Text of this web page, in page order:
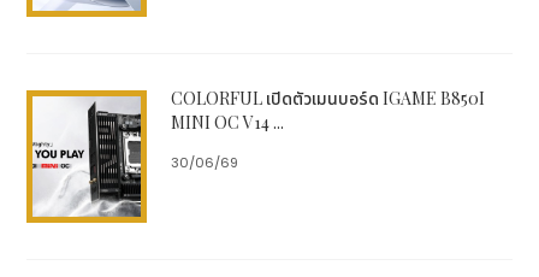
5.รองรับการทำการตลาดระยะยาว
สามารถสร้างความนิยมแบบค่อยเป็นค่อยไป เหมือนยอดโต
จากผู้ติดตามจริง
เทคนิคการใช้เว็บปั้มไลค์ให้ได้ผลสูงสุด
COLORFUL เปิดตัวเมนบอร์ด IGAME B850I
MINI OC V14 ...
30/06/69